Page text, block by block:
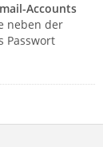
Accounts
neben der
Passwort